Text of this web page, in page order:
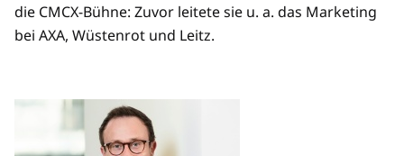
die CMCX-Bühne: Zuvor leitete sie u. a. das Marketing
bei AXA, Wüstenrot und Leitz.